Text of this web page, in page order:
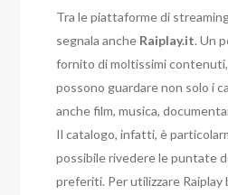
Tra le piattaforme di
segnala anche Raiplay.it. Un
fornito di moltissimi
possono guardare non solo i
anche film, musica,
Il catalogo, infatti, è
possibile rivedere le puntate
preferiti. Per utilizzare Raiplay